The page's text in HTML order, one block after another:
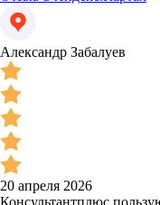
Александр Забалуев
20 апреля 2026
Консультантплюс